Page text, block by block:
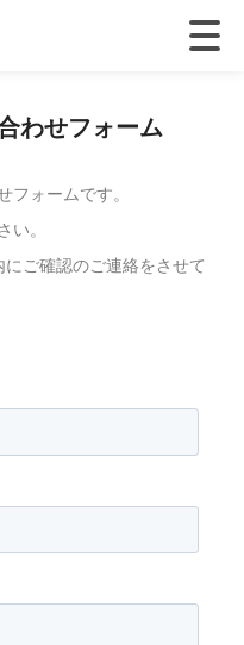
わせフォーム
フォームです。
い。
ご確認のご連絡をさせて